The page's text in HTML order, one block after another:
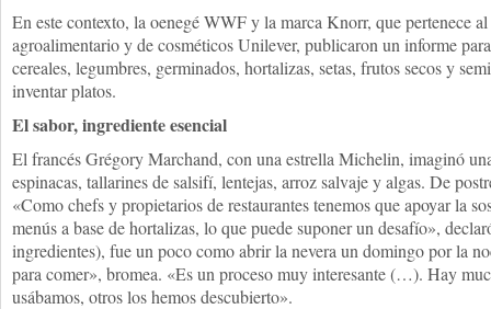
En este contexto, la oenegé WWF y la marca Knorr, que pertenece
agroalimentario y de cosméticos Unilever, publicaron un informe
cereales, legumbres, germinados, hortalizas, setas, frutos secos y
inventar platos.
El sabor, ingrediente esencial
El francés Grégory Marchand, con una estrella Michelin, imaginó
espinacas, tallarines de salsifí, lentejas, arroz salvaje y algas. De
«Como chefs y propietarios de restaurantes tenemos que apoyar la
menús a base de hortalizas, lo que puede suponer un desafío»,
ingredientes), fue un poco como abrir la nevera un domingo por la
para comer», bromea. «Es un proceso muy interesante (…). Hay
usábamos, otros los hemos descubierto».